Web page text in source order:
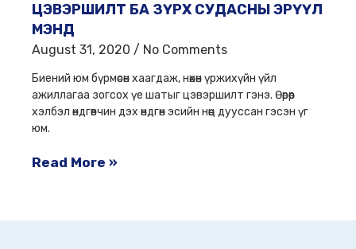
ЦЭВЭРШИЛТ БА ЗҮРХ СУДАСНЫ ЭРҮҮЛ
МЭНД
August 31, 2020 No Comments
Биений юм бүрмөсөн хаагдаж, нөхөн үржихүйн үйл
ажиллагаа зогсох үе шатыг цэвэршилт гэнэ. Өөрөөр
хэлбэл өндгөвчин дэх өндгөн эсийн нөөц дууссан гэсэн үг
юм.
Read More »